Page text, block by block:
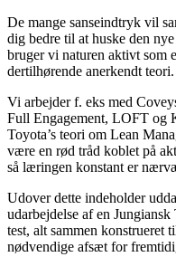
De mange sanseindtryk vil
dig bedre til at huske den
bruger vi naturen aktivt som
dertilhørende anerkendt teori.
Vi arbejder f. eks med
Full Engagement, LOFT og
Toyota’s teori om Lean
være en rød tråd koblet på
så læringen konstant er
Udover dette indeholder
udarbejdelse af en
test, alt sammen konstrueret
nødvendige afsæt for